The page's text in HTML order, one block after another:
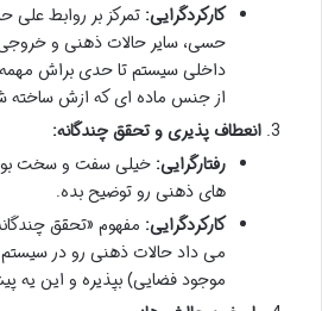
کارکردگرایی: تمرکز بر روابط علی
حسی، سایر حالات ذهنی و
داخلی سیستم تا حدی براش مهمه
از جنس ماده ای که ازش ساخته
انعطاف پذیری و تحقق چندگانه:
رفتارگرایی: خیلی سفت و سخت
های ذهنی رو توضیح بده.
کارکردگرایی: مفهوم «تحقق
می داد حالات ذهنی رو در
موجود فضایی) بپذیره و این یه